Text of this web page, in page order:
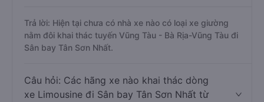
Trả lời: Hiện tại chưa có nhà xe nào có loại xe giường
nằm đôi khai thác tuyến Vũng Tàu - Bà Rịa-Vũng Tàu đi
Sân bay Tân Sơn Nhất.
Câu hỏi: Các hãng xe nào khai thác dòng
xe Limousine đi Sân bay Tân Sơn Nhất từ